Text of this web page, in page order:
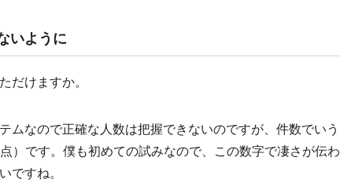
いように
だけますか。
ムなので正確な人数は把握できないのですが、件数でいう
）です。僕も初めての試みなので、この数字で凄さが伝わ
ですね。